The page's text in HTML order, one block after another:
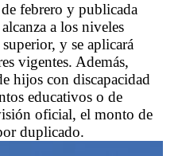
febrero y publicada
a los niveles
y se aplicará
vigentes. Además,
hijos con discapacidad
educativos o de
oficial, el monto de
duplicado.